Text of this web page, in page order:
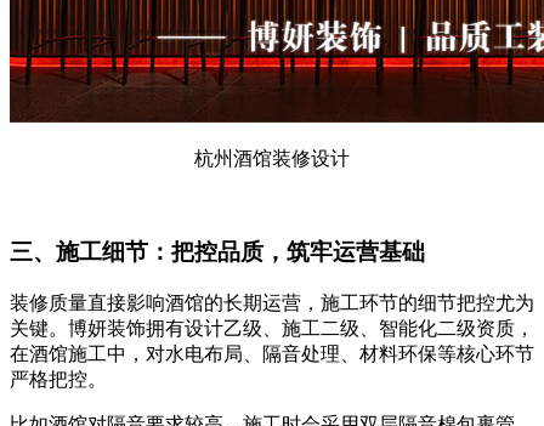
杭州酒馆装修设计
三、施工细节：把控品质，筑牢运营基础
装修质量直接影响酒馆的长期运营，施工环节的细节把控尤为
关键。博妍装饰拥有设计乙级、施工二级、智能化二级资质，
在酒馆施工中，对水电布局、隔音处理、材料环保等核心环节
严格把控。